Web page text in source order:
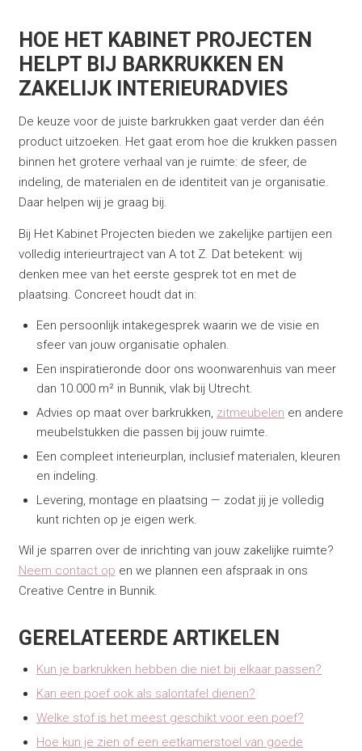
HOE HET KABINET PROJECTEN
HELPT BIJ BARKRUKKEN EN
ZAKELIJK INTERIEURADVIES
De keuze voor de juiste barkrukken gaat verder dan één
product uitzoeken. Het gaat erom hoe die krukken passen
binnen het grotere verhaal van je ruimte: de sfeer, de
indeling, de materialen en de identiteit van je organisatie.
Daar helpen wij je graag bij.
Bij Het Kabinet Projecten bieden we zakelijke partijen een
volledig interieurtraject van A tot Z. Dat betekent: wij
denken mee van het eerste gesprek tot en met de
plaatsing. Concreet houdt dat in:
Een persoonlijk intakegesprek waarin we de visie en
sfeer van jouw organisatie ophalen.
Een inspiratieronde door ons woonwarenhuis van meer
dan 10.000 m² in Bunnik, vlak bij Utrecht.
Advies op maat over barkrukken, zitmeubelen en andere
meubelstukken die passen bij jouw ruimte.
Een compleet interieurplan, inclusief materialen, kleuren
en indeling.
Levering, montage en plaatsing — zodat jij je volledig
kunt richten op je eigen werk.
Wil je sparren over de inrichting van jouw zakelijke ruimte?
Neem contact op en we plannen een afspraak in ons
Creative Centre in Bunnik.
GERELATEERDE ARTIKELEN
Kun je barkrukken hebben die niet bij elkaar passen?
Kan een poef ook als salontafel dienen?
Welke stof is het meest geschikt voor een poef?
Hoe kun je zien of een eetkamerstoel van goede